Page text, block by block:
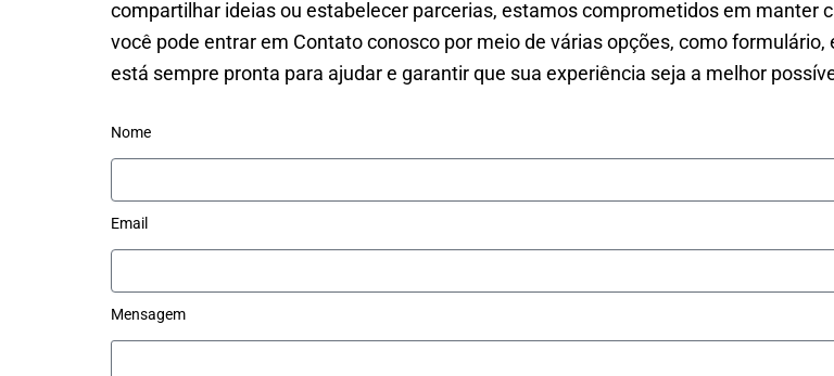
compartilhar ideias ou estabelecer parcerias, estamos comprometidos em manter
você pode entrar em Contato conosco por meio de várias opções, como
está sempre pronta para ajudar e garantir que sua experiência seja a melhor
Nome
Email
Mensagem